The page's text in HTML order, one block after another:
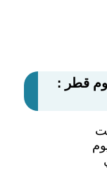
عيار 999 اليوم قطر :